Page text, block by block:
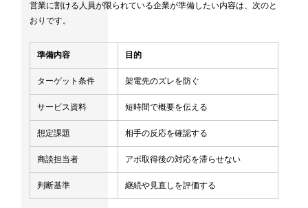
営業に割ける人員が限られている企業が準備したい内容は、次のと
おりです。
準備内容 目的
ターゲット条件 架電先のズレを防ぐ
サービス資料 短時間で概要を伝える
想定課題 相手の反応を確認する
商談担当者 アポ取得後の対応を滞らせない
判断基準 継続や見直しを評価する